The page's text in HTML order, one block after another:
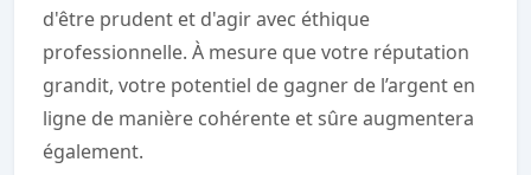
d'être prudent et d'agir avec éthique
professionnelle. À mesure que votre réputation
grandit, votre potentiel de gagner de l’argent en
ligne de manière cohérente et sûre augmentera
également.